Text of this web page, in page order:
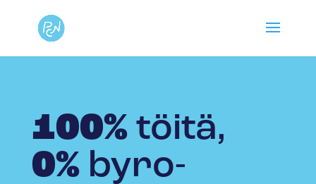
100%töitä,
0% byro­